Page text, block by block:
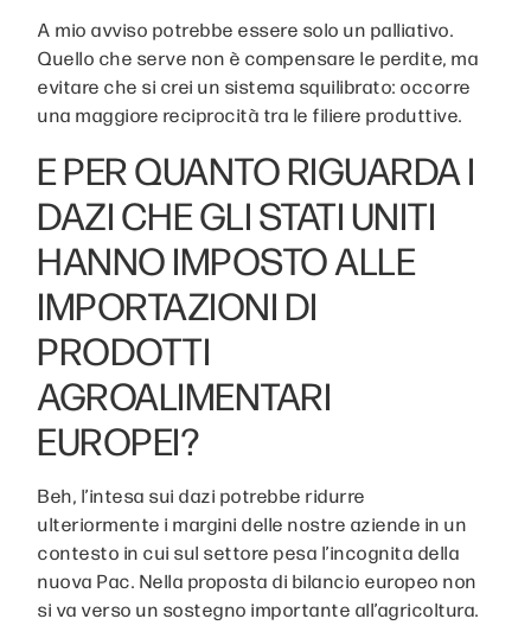
A mio avviso potrebbe essere solo un palliativo.
Quello che serve non è compensare le perdite, ma
evitare che si crei un sistema squilibrato: occorre
una maggiore reciprocità tra le filiere produttive.
E PER QUANTO RIGUARDA I
DAZI CHE GLI STATI UNITI
HANNO IMPOSTO ALLE
IMPORTAZIONI DI
PRODOTTI
AGROALIMENTARI
EUROPEI?
Beh, l’intesa sui dazi potrebbe ridurre
ulteriormente i margini delle nostre aziende in un
contesto in cui sul settore pesa l’incognita della
nuova Pac. Nella proposta di bilancio europeo non
si va verso un sostegno importante all’agricoltura.